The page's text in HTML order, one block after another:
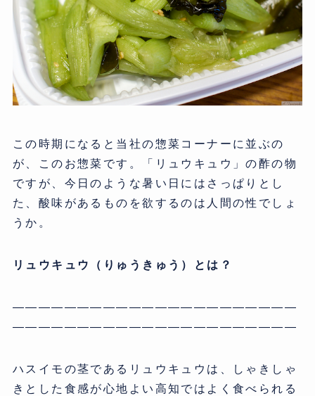
この時期になると当社の惣菜コーナーに並ぶの
が、このお惣菜です。「リュウキュウ」の酢の物
ですが、今日のような暑い日にはさっぱりとし
た、酸味があるものを欲するのは人間の性でしょ
うか。
リュウキュウ（りゅうきゅう）とは？
——————————————————————
——————————————————————
ハスイモの茎であるリュウキュウは、しゃきしゃ
きとした食感が心地よい高知ではよく食べられる